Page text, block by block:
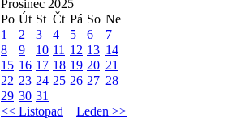
Prosinec 2025
Po Út St Čt Pá So Ne
1
2 3 4 5 6
7
8
9 10 11 12 13 14
15 16 17 18 19 20 21
22 23 24 25 26 27 28
29 30 31
<< Listopad
Leden >>